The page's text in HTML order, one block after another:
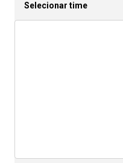
Selecionar time